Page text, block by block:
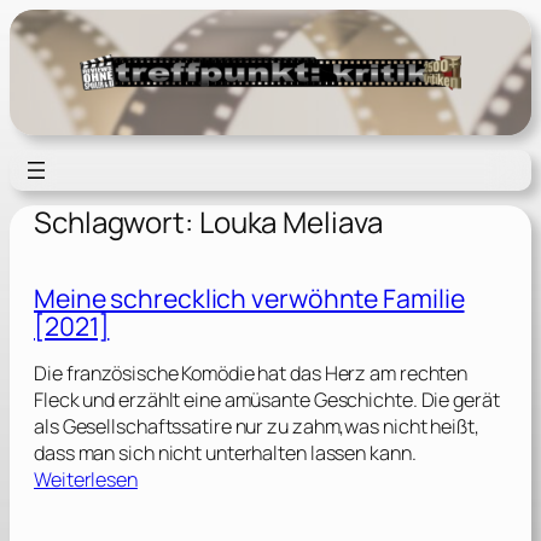
Zum
Inhalt
springen
Schlagwort: Louka Meliava
Meine schrecklich verwöhnte Familie
[2021]
Die französische Komödie hat das Herz am rechten
Fleck und erzählt eine amüsante Geschichte. Die gerät
als Gesellschaftssatire nur zu zahm,was nicht heißt,
dass man sich nicht unterhalten lassen kann.
Weiterlesen: